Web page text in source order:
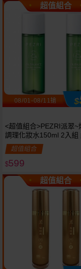
超值組合
08/01-08/11搶 $
<超值組合>PEZRI派翠~
調理化妝水150ml 2入組
超值組合
$599
超值組合